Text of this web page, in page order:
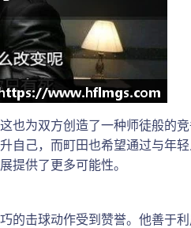
也为双方创造了一种师徒般的
自己，而町田也希望通过与年
提供了更多可能性。
的击球动作受到赞誉。他善于